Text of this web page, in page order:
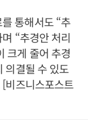
통해서도 “추
“추경안 처리
크게 줄어 추경
의결될 수 있도
비즈니스포스트